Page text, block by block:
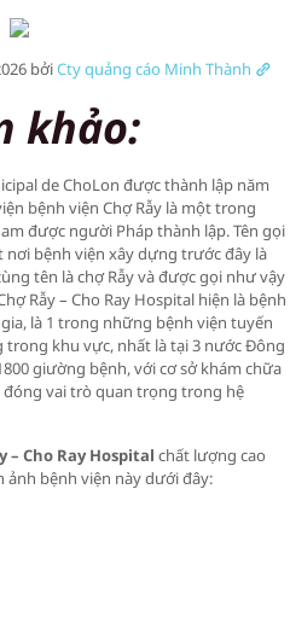
bởiCty quảng cáo Minh Thành
khảo:
de ChoLon được thành lập năm
bệnh viện Chợ Rẫy là một trong
được người Pháp thành lập. Tên gọi
nơi bệnh viện xây dựng trước đây là
tên là chợ Rẫy và được gọi như vậy
Rẫy – Cho Ray Hospital hiện là bệnh
là 1 trong những bệnh viện tuyến
khu vực, nhất là tại 3 nước Đông
giường bệnh, với cơ sở khám chữa
vai trò quan trọng trong hệ
– Cho Ray Hospital chất lượng cao
bệnh viện này dưới đây: